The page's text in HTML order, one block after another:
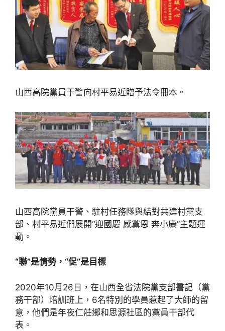
山西高院黨員干警向村平易近贈予法令冊本。
山西高院黨員干警、駐村任務隊與結對共建村黨支
部、村平易近們展開“迎國慶 感黨恩 奔小康”主題運
動。
“聯”是情勢，“促”是目標
2020年10月26日，在山西全省法院黨支部書記（黨
務干部）培訓班上，6名特別的學員惹起了大師的留
意，他們是年夜仁莊鄉和思源社區的黨員干部代
表。